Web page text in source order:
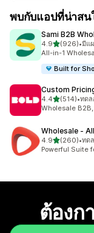
พบกับแอปที่น่าสน
Sami B2B
4.9เต็ม 5 ดาว
(926)
ทั้งหมด 926 รีวิว
•มีแ
All-in-1
Built for
Custom
4.4เต็ม 5 ดาว
(514)
ทั้งหมด 514 รีวิว
•ทดล
Wholesale
Wholesale ‑
4.9เต็ม 5 ดาว
(260)
ทั้งหมด 260 รีวิว
•ทด
Powerful Suite
ต้องก